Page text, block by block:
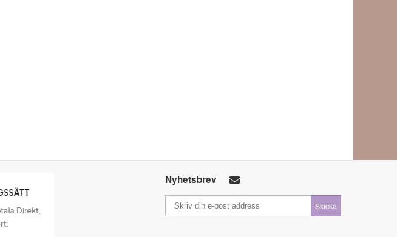
Nyhetsbrev
Skicka